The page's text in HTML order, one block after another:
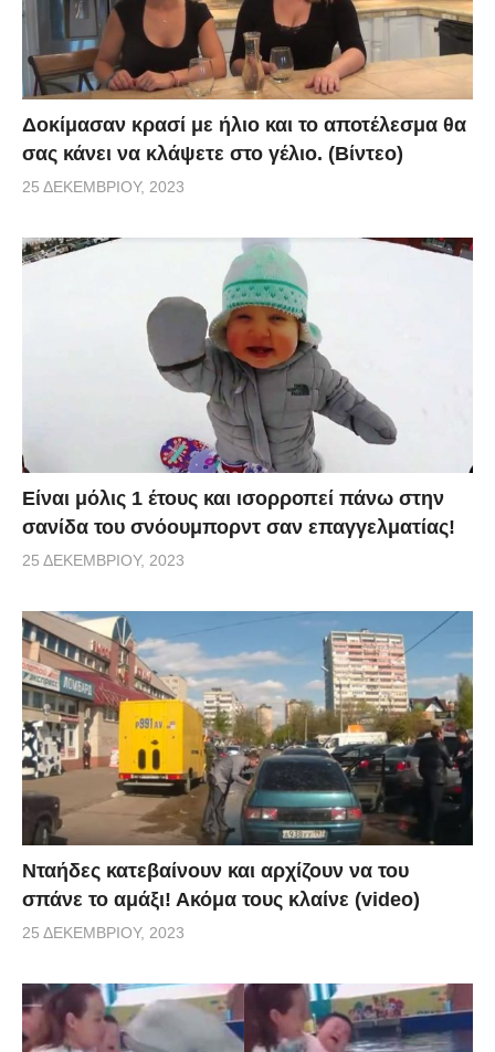
Δοκίμασαν κρασί με ήλιο και το αποτέλεσμα θα
σας κάνει να κλάψετε στο γέλιο. (Βίντεο)
25 ΔΕΚΕΜΒΡΊΟΥ, 2023
Είναι μόλις 1 έτους και ισορροπεί πάνω στην
σανίδα του σνόουμπορντ σαν επαγγελματίας!
25 ΔΕΚΕΜΒΡΊΟΥ, 2023
Νταήδες κατεβαίνουν και αρχίζουν να του
σπάνε το αμάξι! Ακόμα τους κλαίνε (video)
25 ΔΕΚΕΜΒΡΊΟΥ, 2023